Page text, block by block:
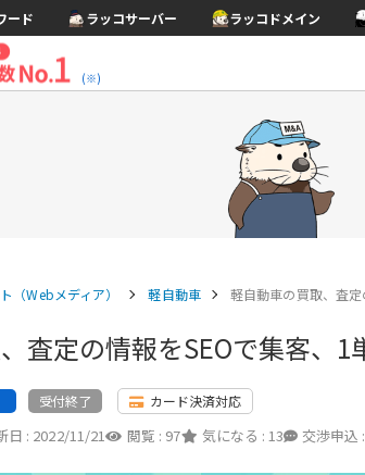
ード ラッコサーバー ラッコドメイン
(※)
（Webメディア） 軽自動車 軽自動車の買取、査
査定の情報をSEOで集客、
受付終了 カード決済対応
日 : 2022/11/21 閲覧 : 97 気になる : 13 交渉申込 :